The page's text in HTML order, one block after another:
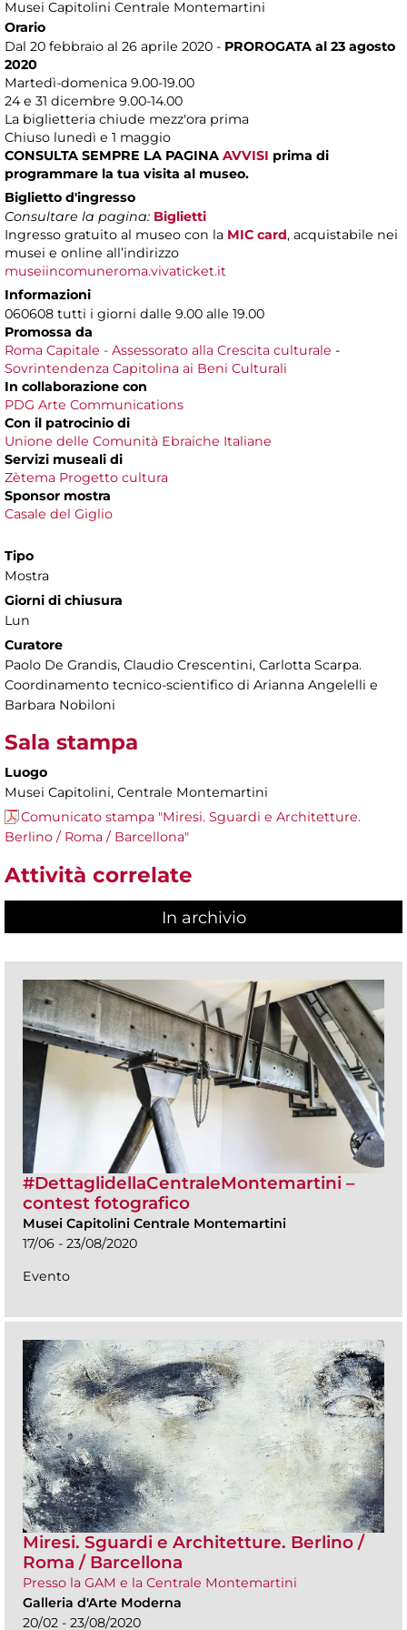
Musei Capitolini Centrale Montemartini
Orario
Dal 20 febbraio al 26 aprile 2020 - PROROGATA al 23 agosto
2020
Martedì-domenica 9.00-19.00
24 e 31 dicembre 9.00-14.00
La biglietteria chiude mezz'ora prima
Chiuso lunedì e 1 maggio
CONSULTA SEMPRE LA PAGINA AVVISI prima di
programmare la tua visita al museo.
Biglietto d'ingresso
Consultare la pagina: Biglietti
Ingresso gratuito al museo con la MIC card, acquistabile nei
musei e online all’indirizzo
museiincomuneroma.vivaticket.it
Informazioni
060608 tutti i giorni dalle 9.00 alle 19.00
Promossa da
Roma Capitale - Assessorato alla Crescita culturale -
Sovrintendenza Capitolina ai Beni Culturali
In collaborazione con
PDG Arte Communications
Con il patrocinio di
Unione delle Comunità Ebraiche Italiane
Servizi museali di
Zètema Progetto cultura
Sponsor mostra
Casale del Giglio
Tipo
Mostra
Giorni di chiusura
Lun
Curatore
Paolo De Grandis, Claudio Crescentini, Carlotta Scarpa.
Coordinamento tecnico-scientifico di Arianna Angelelli e
Barbara Nobiloni
Sala stampa
Luogo
Musei Capitolini, Centrale Montemartini
Comunicato stampa "Miresi. Sguardi e Architetture.
Berlino / Roma / Barcellona"
Attività correlate
In archivio
#DettaglidellaCentraleMontemartini –
contest fotografico
Musei Capitolini Centrale Montemartini
17/06 - 23/08/2020
Evento
Miresi. Sguardi e Architetture. Berlino /
Roma / Barcellona
Presso la GAM e la Centrale Montemartini
Galleria d'Arte Moderna
20/02 - 23/08/2020